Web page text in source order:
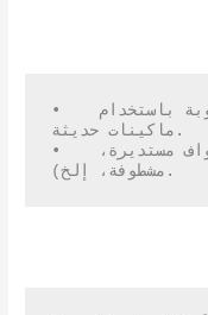
•   قص الرخام حسب المقاسات المطلوبة باستخدام
ماكينات حديثة.
•   تشكيل الحواف والزوايا (مثل حواف مستديرة،
مشطوفة، إلخ).